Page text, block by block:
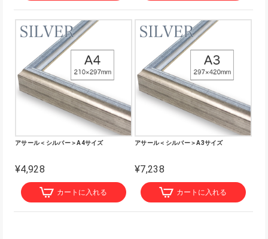
アサール＜シルバー＞A4サイズ
¥4,928
カートに入れる
アサール＜シルバー＞A3サイズ
¥7,238
カートに入れる